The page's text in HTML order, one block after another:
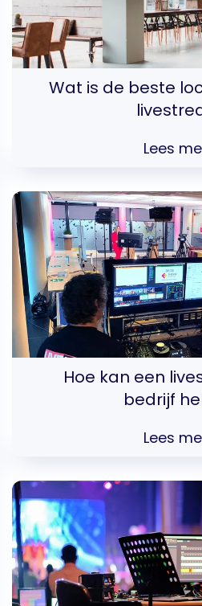
Wat is de beste
Lees
Hoe kan een
bedrijf
Lees